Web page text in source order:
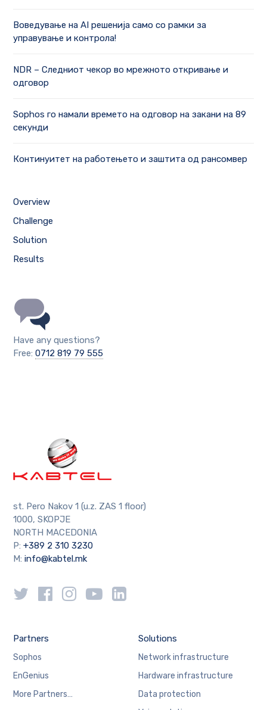
Воведување на AI решенија само со рамки за
управување и контрола!
NDR – Следниот чекор во мрежното откривање и
одговор
Sophos го намали времето на одговор на закани на 89
секунди
Континуитет на работењето и заштита од рансомвер
Overview
Challenge
Solution
Results
Have any questions?
Free:0712 819 79 555
st. Pero Nakov 1 (u.z. ZAS 1 floor)
1000, SKOPJE
NORTH MACEDONIA
P: +389 2 310 3230
M:info@kabtel.mk
Partners
Sophos
EnGenius
More Partners…
Solutions
Network infrastructure
Hardware infrastructure
Data protection